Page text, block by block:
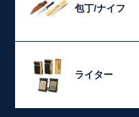
包丁/ナイフ
ライター